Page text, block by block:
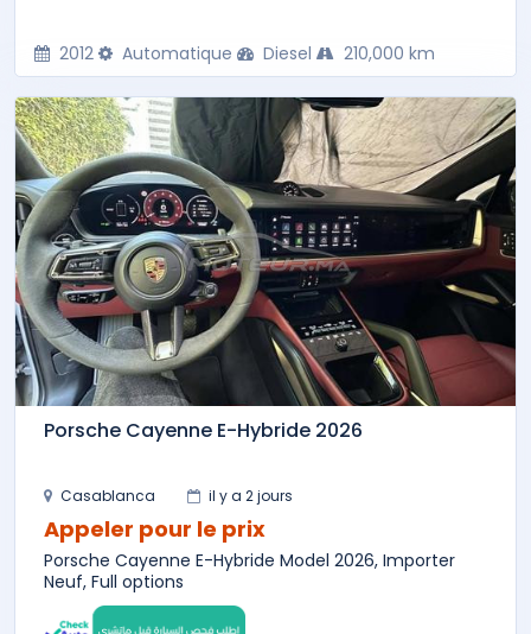
2012 Automatique Diesel 210,000 km
Porsche Cayenne E-Hybride 2026
Casablanca il y a 2 jours
Appeler pour le prix
Porsche Cayenne E-Hybride Model 2026, Importer
Neuf, Full options